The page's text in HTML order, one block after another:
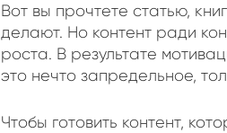
Вот вы прочтете статью,
делают. Но контент ради
роста. В результате
это нечто запредельное,
Чтобы готовить контент,